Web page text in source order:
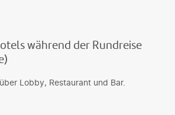
während der Rundreise
Lobby, Restaurant und Bar.